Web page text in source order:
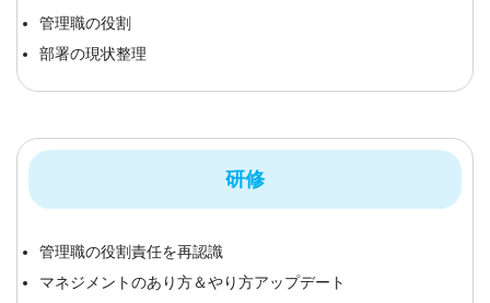
管理職の役割
部署の現状整理
研修
管理職の役割責任を再認識
マネジメントのあり方＆やり方アップデート